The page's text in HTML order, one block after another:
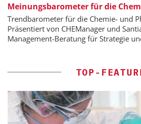
Meinungsbarometer für die
Trendbarometer für die Chemie- und
Präsentiert von CHEManager und
Management-Beratung für Strategie
TOP-